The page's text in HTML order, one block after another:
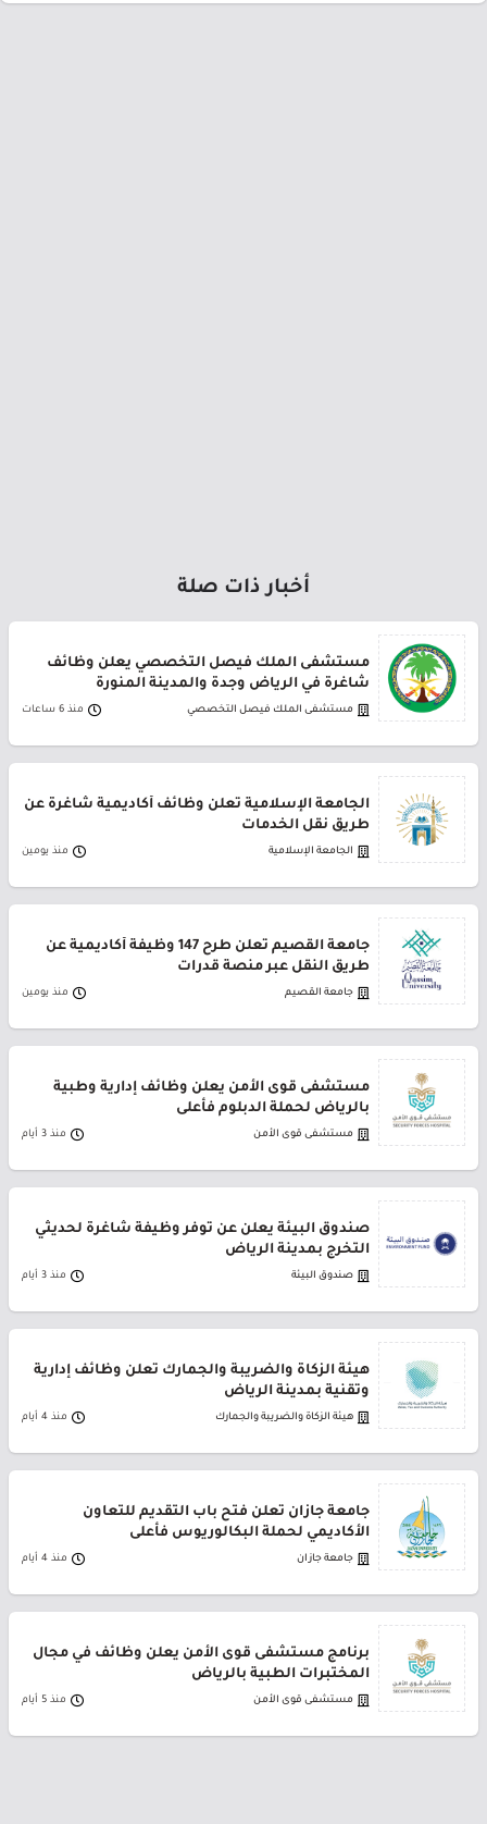
أخبار ذات صلة
مستشفى الملك فيصل التخصصي يعلن وظائف
شاغرة في الرياض وجدة والمدينة المنورة
مستشفى الملك فيصل التخصصي منذ 6 ساعات
الجامعة الإسلامية تعلن وظائف أكاديمية شاغرة عن
طريق نقل الخدمات
الجامعة الإسلامية منذ يومين
جامعة القصيم تعلن طرح 147 وظيفة أكاديمية عن
طريق النقل عبر منصة قدرات
جامعة القصيم منذ يومين
مستشفى قوى الأمن يعلن وظائف إدارية وطبية
بالرياض لحملة الدبلوم فأعلى
مستشفى قوى الأمن منذ 3 أيام
صندوق البيئة يعلن عن توفر وظيفة شاغرة لحديثي
التخرج بمدينة الرياض
صندوق البيئة منذ 3 أيام
هيئة الزكاة والضريبة والجمارك تعلن وظائف إدارية
وتقنية بمدينة الرياض
هيئة الزكاة والضريبة والجمارك منذ 4 أيام
جامعة جازان تعلن فتح باب التقديم للتعاون
الأكاديمي لحملة البكالوريوس فأعلى
جامعة جازان منذ 4 أيام
برنامج مستشفى قوى الأمن يعلن وظائف في مجال
المختبرات الطبية بالرياض
مستشفى قوى الأمن منذ 5 أيام